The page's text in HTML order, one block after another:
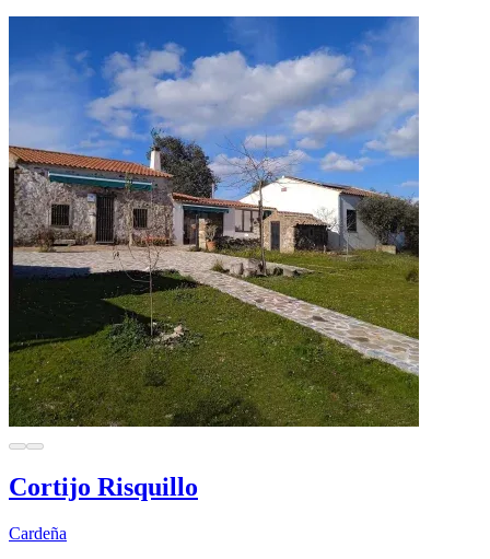
Cortijo Risquillo
Cardeña